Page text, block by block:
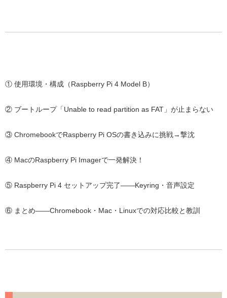
① 使用環境・構成（Raspberry Pi 4 Model B）
② ブートループ「Unable to read partition as FAT」が止まらない
③ ChromebookでRaspberry Pi OSの書き込みに挑戦→撃沈
④ MacのRaspberry Pi Imagerで一発解決！
⑤ Raspberry Pi 4 セットアップ完了——Keyring・音声設定
⑥ まとめ——Chromebook・Mac・Linuxでの対応比較と教訓